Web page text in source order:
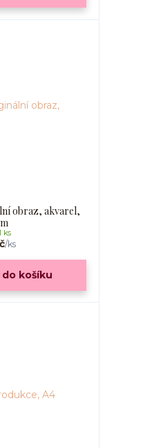
obraz, akvarel,
/ks
ks
košíku